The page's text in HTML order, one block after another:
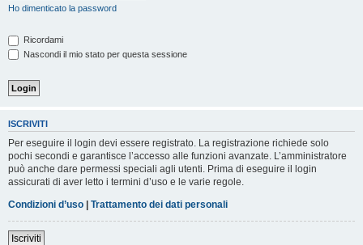
Ho dimenticato la password
Ricordami
Nascondi il mio stato per questa sessione
ISCRIVITI
Per eseguire il login devi essere registrato. La registrazione richiede solo
pochi secondi e garantisce l’accesso alle funzioni avanzate. L’amministratore
può anche dare permessi speciali agli utenti. Prima di eseguire il login
assicurati di aver letto i termini d’uso e le varie regole.
Condizioni d’uso | Trattamento dei dati personali
Iscriviti